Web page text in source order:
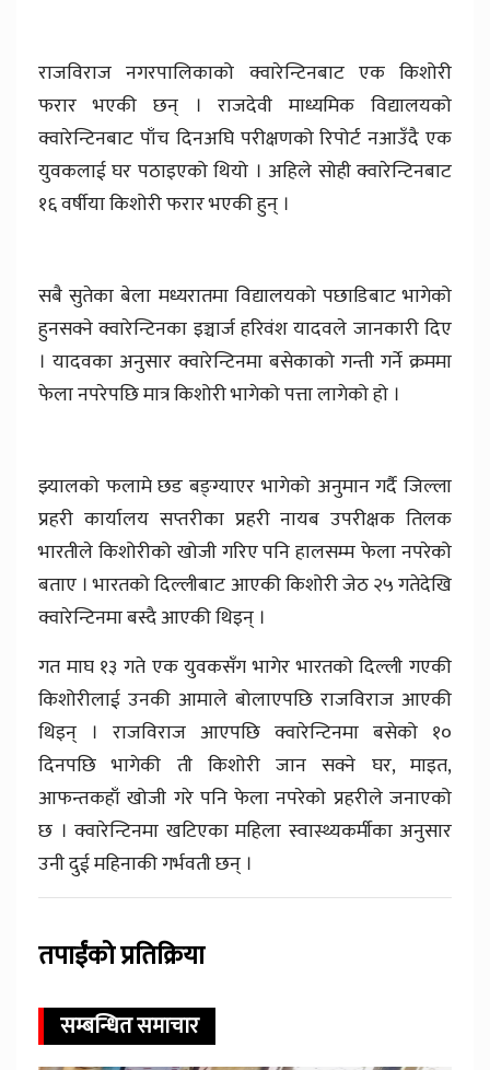
राजविराज नगरपालिकाको क्वारेन्टिनबाट एक किशोरी
फरार भएकी छन् । राजदेवी माध्यमिक विद्यालयको
क्वारेन्टिनबाट पाँच दिनअघि परीक्षणको रिपोर्ट नआउँदै एक
युवकलाई घर पठाइएको थियो । अहिले सोही क्वारेन्टिनबाट
१६ वर्षीया किशोरी फरार भएकी हुन् ।
सबै सुतेका बेला मध्यरातमा विद्यालयको पछाडिबाट भागेको
हुनसक्ने क्वारेन्टिनका इञ्चार्ज हरिवंश यादवले जानकारी दिए
। यादवका अनुसार क्वारेन्टिनमा बसेकाको गन्ती गर्ने क्रममा
फेला नपरेपछि मात्र किशोरी भागेको पत्ता लागेको हो ।
झ्यालको फलामे छड बङ्ग्याएर भागेको अनुमान गर्दै जिल्ला
प्रहरी कार्यालय सप्तरीका प्रहरी नायब उपरीक्षक तिलक
भारतीले किशोरीको खोजी गरिए पनि हालसम्म फेला नपरेको
बताए । भारतको दिल्लीबाट आएकी किशोरी जेठ २५ गतेदेखि
क्वारेन्टिनमा बस्दै आएकी थिइन् ।
गत माघ १३ गते एक युवकसँग भागेर भारतको दिल्ली गएकी
किशोरीलाई उनकी आमाले बोलाएपछि राजविराज आएकी
थिइन् । राजविराज आएपछि क्वारेन्टिनमा बसेको १०
दिनपछि भागेकी ती किशोरी जान सक्ने घर, माइत,
आफन्तकहाँ खोजी गरे पनि फेला नपरेको प्रहरीले जनाएको
छ । क्वारेन्टिनमा खटिएका महिला स्वास्थ्यकर्मीका अनुसार
उनी दुई महिनाकी गर्भवती छन् ।
तपाईंको प्रतिक्रिया
सम्बन्धित समाचार